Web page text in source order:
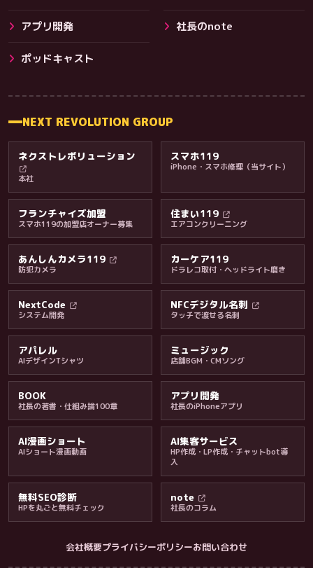
その他サービス
料金・保証・ご案内
アプリ開発 社長のnote
ポッドキャスト
NEXT REVOLUTION GROUP
ネクストレボリューション
本社
スマホ119
iPhone・スマホ修理（当サイト）
フランチャイズ加盟
スマホ119の加盟店オーナー募集
住まい119
エアコンクリーニング
あんしんカメラ119
防犯カメラ
カーケア119
ドラレコ取付・ヘッドライト磨き
NextCode
システム開発
NFCデジタル名刺
タッチで渡せる名刺
アパレル
AIデザインTシャツ
ミュージック
店舗BGM・CMソング
BOOK
社長の著書・仕組み論100章
アプリ開発
社長のiPhoneアプリ
AI漫画ショート
AIショート漫画動画
AI集客サービス
HP作成・LP作成・チャットbot導
入
無料SEO診断
HPを丸ごと無料チェック
note
社長のコラム
会社概要プライバシーポリシーお問い合わせ